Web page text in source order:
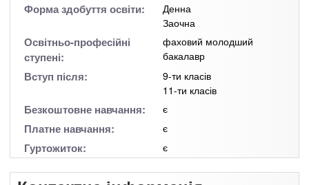
o
Форма здобуття освіти:
Денна
Заочна
Освітньо-професійні
ступені:
фаховий молодший
бакалавр
Вступ після:
9-ти класів
11-ти класів
Безкоштовне навчання: є
Платне навчання: є
Гуртожиток: є